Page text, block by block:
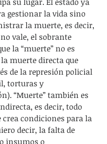
gestionar la vida sino
la muerte, es decir,
vale, el sobrante
la “muerte” no es
muerte directa que
de la represión policial
torturas y
“Muerte” también es
es decir, todo
crea condiciones para la
decir, la falta de
insumos o